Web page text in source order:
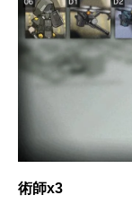
術師x3